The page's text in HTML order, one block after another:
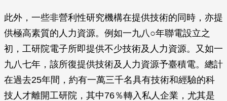
此外，一些非營利性研究機構在提供技術的同時，亦提
供極高素質的人力資源。例如一九八○年聯電設立之
初，工研院電子所即提供不少技術及人力資源。又如一
九八七年，該所復提供技術及人力資源予臺積電。總計
在過去25年間，約有一萬三千名具有技術和經驗的科
技人才離開工研院，其中76％轉入私人企業，尤其是